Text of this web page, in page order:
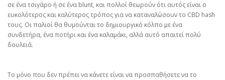
σε ένα τσιγάρο ή σε ένα blunt, και πολλοί θεωρούν ότι αυτός είναι ο
ευκολότερος και καλύτερος τρόπος για να καταναλώσουν το CBD hash
τους. Οι παλιοί θα θυμούνται το δημιουργικό κόλπο με ένα
συνδετήρα, ένα ποτήρι και ένα καλαμάκι, αλλά αυτό απαιτεί πολύ
δουλειά.
Το μόνο που δεν πρέπει να κάνετε είναι να προσπαθήσετε να το